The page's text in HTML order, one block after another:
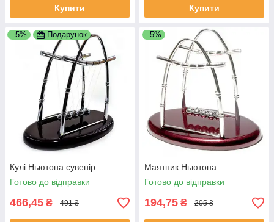
Купити Купити
–5% Подарунок
Кулі Ньютона сувенір
Готово до відправки
466,45 ₴ 491 ₴
–5%
Маятник Ньютона
Готово до відправки
194,75 ₴ 205 ₴